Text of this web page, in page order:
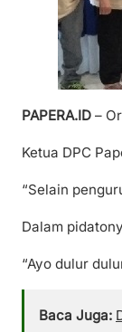
PAPERA.ID –
Ketua DPC
“Selain
Dalam
“Ayo dulur
Baca Juga: